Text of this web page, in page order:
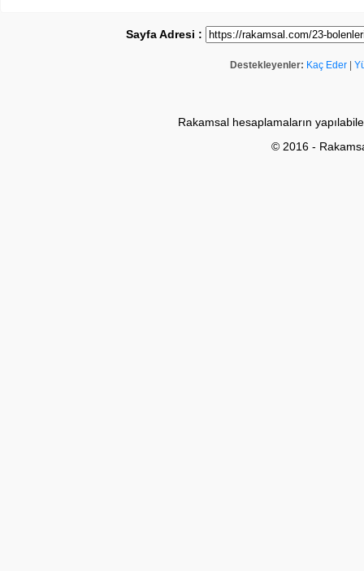
Sayfa Adresi :
Destekleyenler: Kaç Eder
Rakamsal hesaplamaların
© 2016 -